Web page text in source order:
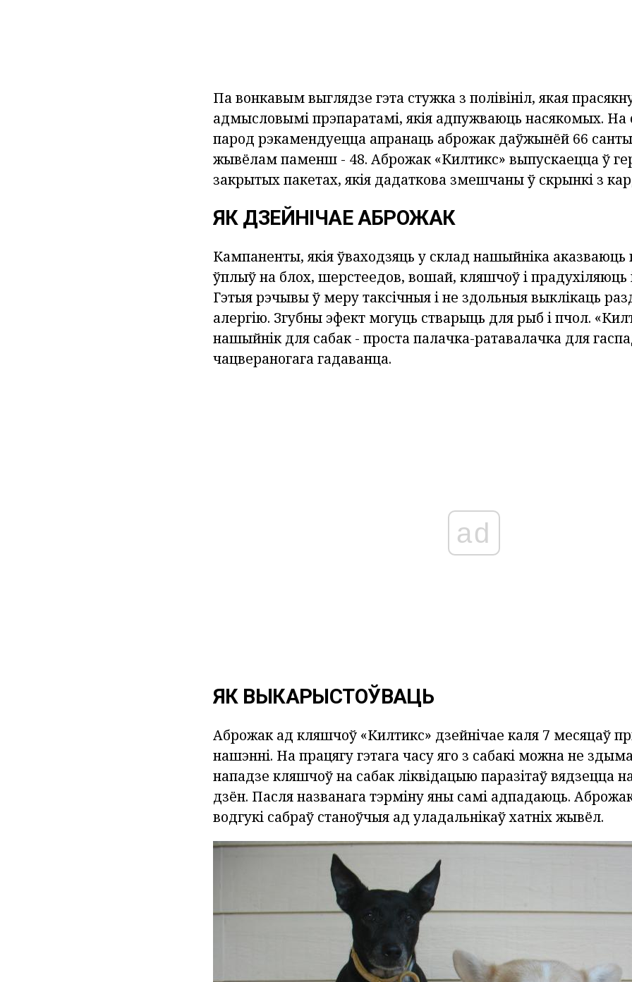
Па вонкавым выглядзе гэта стужка з полівініл, якая
адмысловымі прэпаратамі, якія адпужваюць насякомых. На
парод рэкамендуецца апранаць аброжак даўжынёй 66
жывёлам паменш - 48. Аброжак «Килтикс» выпускаецца ў
закрытых пакетах, якія дадаткова змешчаны ў скрынкі з
ЯК ДЗЕЙНІЧАЕ АБРОЖАК
Кампаненты, якія ўваходзяць у склад нашыйніка аказваюць
ўплыў на блох, шерстеедов, вошай, кляшчоў і прадухіляюць
Гэтыя рэчывы ў меру таксічныя і не здольныя выклікаць
алергію. Згубны эфект могуць стварыць для рыб і пчол.
нашыйнік для сабак - проста палачка-ратавалачка для
чацвераногага гадаванца.
ad
ЯК ВЫКАРЫСТОЎВАЦЬ
Аброжак ад кляшчоў «Килтикс» дзейнічае каля 7 месяцаў
нашэнні. На працягу гэтага часу яго з сабакі можна не
нападзе кляшчоў на сабак ліквідацыю паразітаў вядзецца
дзён. Пасля названага тэрміну яны самі адпадаюць.
водгукі сабраў станоўчыя ад уладальнікаў хатніх жывёл.